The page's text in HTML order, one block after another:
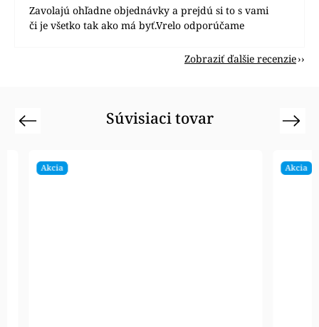
Zavolajú ohľadne objednávky a prejdú si to s vami
či je všetko tak ako má byť.Vrelo odporúčame
Zobraziť ďalšie recenzie
Súvisiaci tovar
Previous
Akcia Akcia
Next